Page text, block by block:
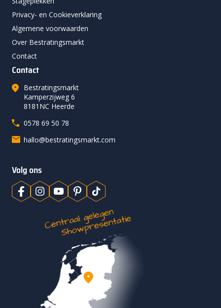
Privacy- en Cookieverklaring
Algemene voorwaarden
Over Bestratingsmarkt
Contact
Contact
Bestratingsmarkt
Kamperzijweg 6
8181NC Heerde
0578 69 50 78
hallo@bestratingsmarkt.com
Volg ons